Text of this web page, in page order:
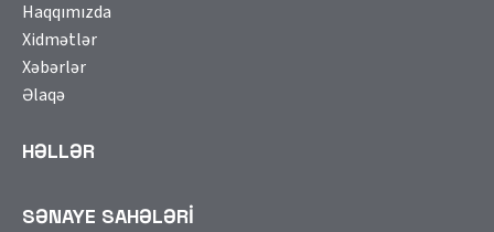
Haqqımızda
Xidmətlər
Xəbərlər
Əlaqə
HƏLLƏR
SƏNAYE SAHƏLƏRİ